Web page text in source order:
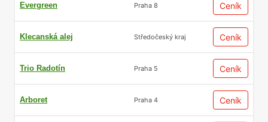
Evergreen Praha 8 Ceník
Klecanská alej Středočeský kraj Ceník
Trio Radotín Praha 5 Ceník
Arboret Praha 4 Ceník